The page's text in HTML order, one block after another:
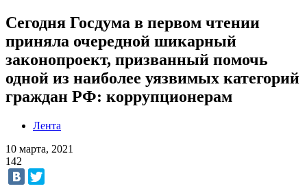
Сегодня Госдума в первом чтении
приняла очередной шикарный
законопроект, призванный помочь
одной из наиболее уязвимых категорий
граждан РФ: коррупционерам
Лента
10 марта, 2021
142